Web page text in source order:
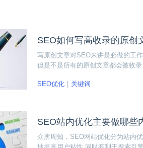
SEO如何写高收录的原创
写原创文章对SEO来讲是必做的工
但是不是所有的原创文章都会被收
SEO优化
关键词
SEO站内优化主要做哪些
众所周知，SEO网站优化分为站内